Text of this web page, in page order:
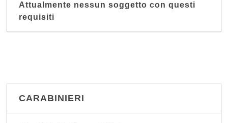
Attualmente nessun soggetto con questi
requisiti
CARABINIERI